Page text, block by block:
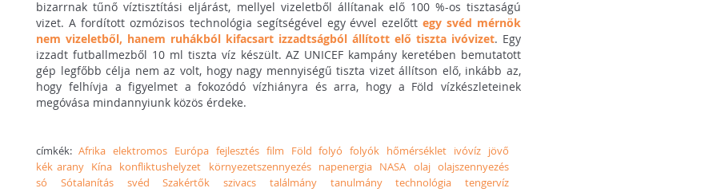
bizarrnak tűnő víztisztítási eljárást, mellyel vizeletből állítanak elő 100 %-os tisztaságú
vizet. A fordított ozmózisos technológia segítségével egy évvel ezelőttegy svéd mérnök
nem vizeletből, hanem ruhákból kifacsart izzadtságból állított elő tiszta ivóvizet. Egy
izzadt futballmezből 10 ml tiszta víz készült. AZ UNICEF kampány keretében bemutatott
gép legfőbb célja nem az volt, hogy nagy mennyiségű tiszta vizet állítson elő, inkább az,
hogy felhívja a figyelmet a fokozódó vízhiányra és arra, hogy a Föld vízkészleteinek
megóvása mindannyiunk közös érdeke.
címkék:Afrika elektromos Európa fejlesztés film Föld folyó folyók hőmérséklet ivóvíz jövő
kék arany Kína konfliktushelyzet környezetszennyezés napenergia NASA olaj olajszennyezés
só
Sótalanítás svéd Szakértők szivacs találmány tanulmány technológia
tengervíz